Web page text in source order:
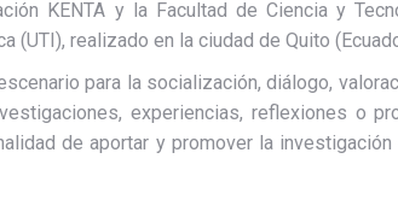
KENTA y la Facultad de Ciencia y
(UTI), realizado en la ciudad de Quito
para la socialización, diálogo,
experiencias, reflexiones o
de aportar y promover la